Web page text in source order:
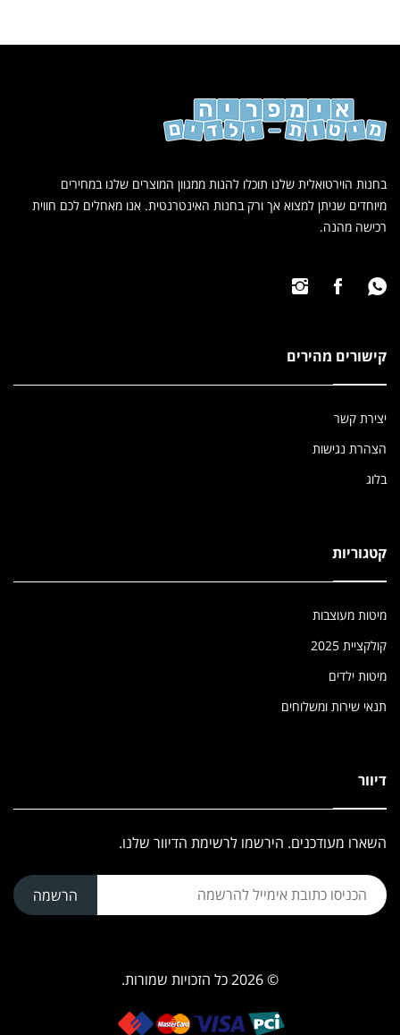
בחנות הוירטואלית שלנו תוכלו להנות ממגוון המוצרים שלנו במחירים
מיוחדים שניתן למצוא אך ורק בחנות האינטרנטית. אנו מאחלים לכם חווית
רכישה מהנה.
קישורים מהירים
יצירת קשר
הצהרת נגישות
בלוג
קטגוריות
מיטות מעוצבות
קולקציית 2025
מיטות ילדים
תנאי שירות ומשלוחים
דיוור
השארו מעודכנים. הירשמו לרשימת הדיוור שלנו.
הרשמה
© 2026 כל הזכויות שמורות.